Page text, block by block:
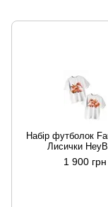
Набір футболок
Лисички
1 900 грн